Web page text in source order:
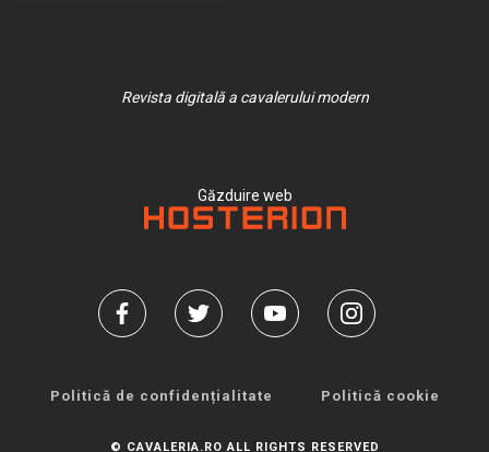
Revista digitală a cavalerului modern
Găzduire web
Politică de confidențialitate Politică cookie
© CAVALERIA.RO ALL RIGHTS RESERVED